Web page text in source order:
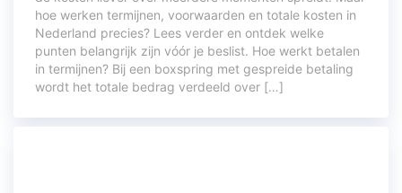
hoe werken termijnen, voorwaarden en totale kosten in
Nederland precies? Lees verder en ontdek welke
punten belangrijk zijn vóór je beslist. Hoe werkt betalen
in termijnen? Bij een boxspring met gespreide betaling
wordt het totale bedrag verdeeld over […]